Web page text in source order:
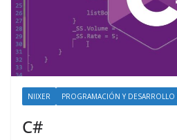
NIIXER PROGRAMACIÓN Y DESARROLLO
C#